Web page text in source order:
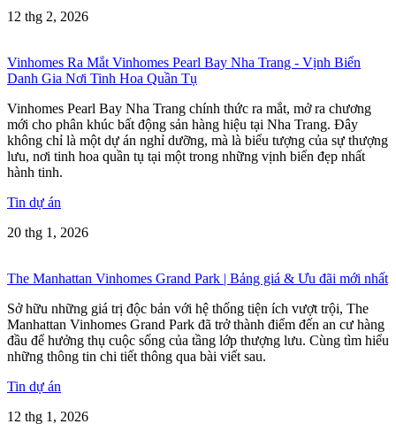
12 thg 2, 2026
Vinhomes Ra Mắt Vinhomes Pearl Bay Nha Trang - Vịnh Biển
Danh Gia Nơi Tinh Hoa Quần Tụ
Vinhomes Pearl Bay Nha Trang chính thức ra mắt, mở ra chương
mới cho phân khúc bất động sản hàng hiệu tại Nha Trang. Đây
không chỉ là một dự án nghỉ dưỡng, mà là biểu tượng của sự thượng
lưu, nơi tinh hoa quần tụ tại một trong những vịnh biển đẹp nhất
hành tinh.
Tin dự án
20 thg 1, 2026
The Manhattan Vinhomes Grand Park | Bảng giá & Ưu đãi mới nhất
Sở hữu những giá trị độc bản với hệ thống tiện ích vượt trội, The
Manhattan Vinhomes Grand Park đã trở thành điểm đến an cư hàng
đầu để hưởng thụ cuộc sống của tầng lớp thượng lưu. Cùng tìm hiểu
những thông tin chi tiết thông qua bài viết sau.
Tin dự án
12 thg 1, 2026